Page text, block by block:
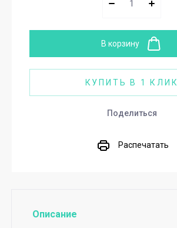
В корзину
КУПИТЬ В 1 КЛИК
Поделиться
Распечатать
Описание